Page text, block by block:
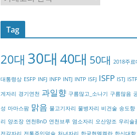
a
t
o
y
Tag
20대 30대 40대 50대 2018주료
대통령상 ESFP INFJ INFP INTJ INTP ISFJ ISFP ISTJ ISTP
게자리 경기연천 과일향 구름많고_소나기 구름많음
성 마마스팜 맑음 물고기자리 물병자리 비건술 송도향
리 양조장 연천BnD 연천브루 염소자리 오산양조 우리술
전갈자리 전통주입덕술 처녀자리 한국현멕켈란 한신대학